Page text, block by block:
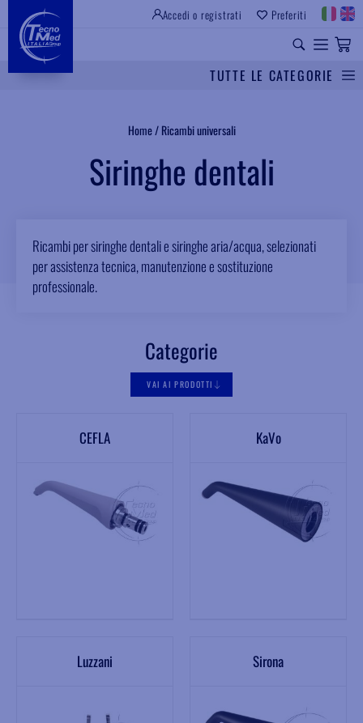
Accedi o registrati Preferiti
TUTTE LE CATEGORIE
Home/ Ricambi universali
Siringhe dentali
Ricambi per siringhe dentali e siringhe aria/acqua, selezionati
per assistenza tecnica, manutenzione e sostituzione
professionale.
Categorie
VAI AI PRODOTTI
CEFLA KaVo
Luzzani Sirona